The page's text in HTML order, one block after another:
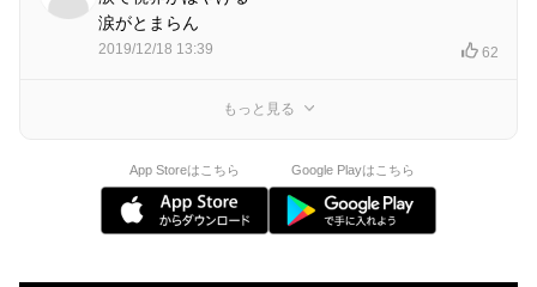
涙がとまらん
2019/12/18 13:39 62
もっと見る
App Storeはこちら Google Playはこちら